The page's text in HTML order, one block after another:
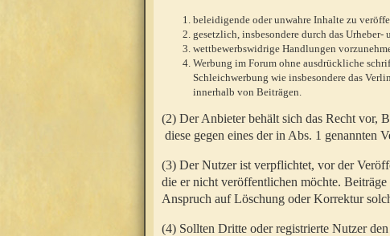
beleidigende oder unwahre Inhalte zu
gesetzlich, insbesondere durch das
wettbewerbswidrige Handlungen
Werbung im Forum ohne ausdrückliche
Schleichwerbung wie insbesondere das
innerhalb von Beiträgen.
(2) Der Anbieter behält sich das Recht vor,
diese gegen eines der in Abs. 1 genannten
(3) Der Nutzer ist verpflichtet, vor der
die er nicht veröffentlichen möchte.
Anspruch auf Löschung oder Korrektur
(4) Sollten Dritte oder registrierte Nutzer